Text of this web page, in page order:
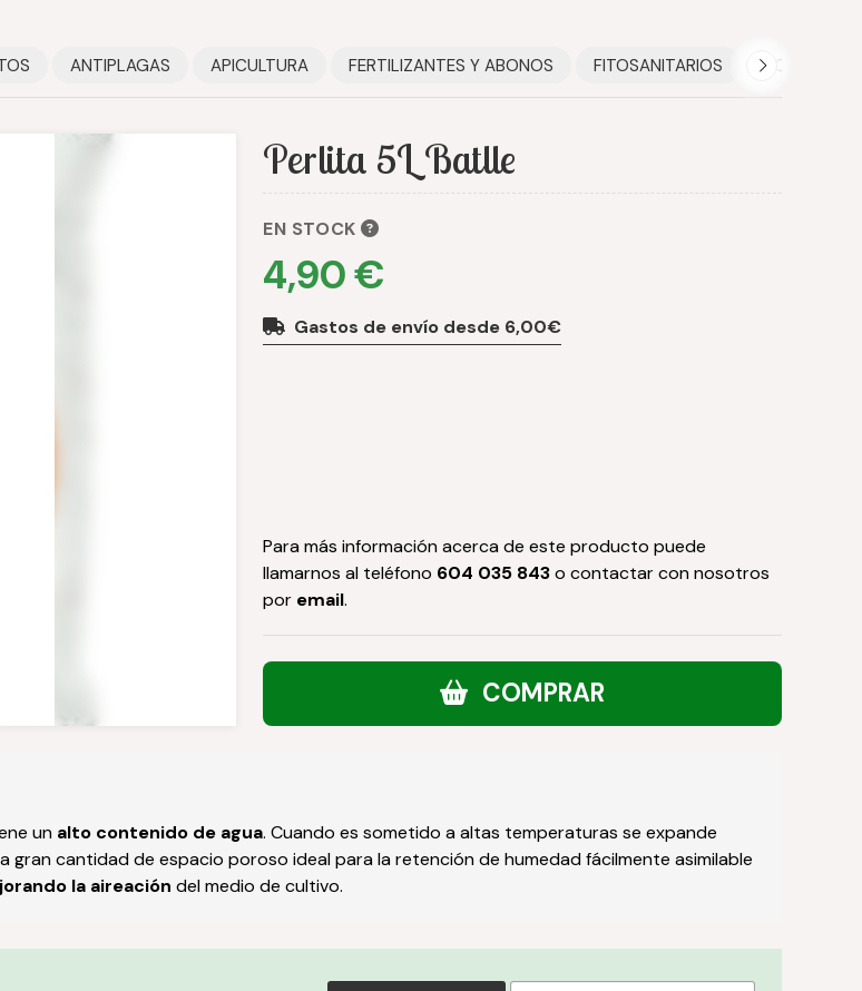
ANTIPLAGAS APICULTURA FERTILIZANTES Y ABONOS FITOSANITARIOS HOGAR
Perlita 5L Batlle
EN STOCK
4,90 €
Gastos de envío desde 6,00€
Para más información acerca de este producto puede
llamarnos al teléfono 604 035 843o contactar con nosotros
por email.
COMPRAR
un alto contenido de agua. Cuando es sometido a altas temperaturas se expande
gran cantidad de espacio poroso ideal para la retención de humedad fácilmente asimilable
la aireación del medio de cultivo.